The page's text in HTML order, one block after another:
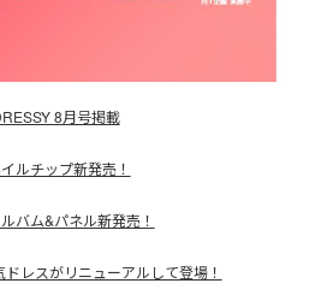
8月号掲載
ルチップ新発売！
バム&パネル新発売！
ドレスがリニューアルして登場！